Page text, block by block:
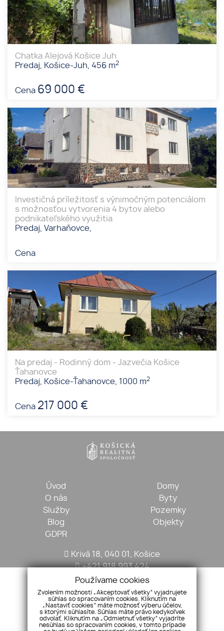
Chatka Alejová Košice Juh
Predaj, Košice-Juh, 456 m2
Cena 69 000 €
Investičná príležitosť s výnimočným potenciálom
s možnosťou vytvorenia 4 bytov alebo
podnikateľského využitia
Predaj, Varhaňovce,
Cena
Na predaj - Rodinný dom - Jazvečia Košice
Ťahanovce
Predaj, Košice-Ťahanovce, 1000 m2
Cena 217 000 €
Úvod
O nás
Služby
Blog
GDPR
Domy
Byty
Pozemky
Objekty
Krivá 18, 040 01, Košice
+421 918 993 424
kosickarealitna@gmail.com
Používame cookies
Zvolením možnosti „Akceptovať všetky“ vyjadrujete
súhlas so spracovaním cookies. Kliknutím na
„Nastaviť cookies“ máte možnosť výberu účelov,
s ktorými súhlasíte. Súhlas máte právo kedykoľvek
odvolať. Kliknutím na „Odmietnuť všetky“ vyjadríte
nesúhlas so spracovaním cookies, v tomto prípade